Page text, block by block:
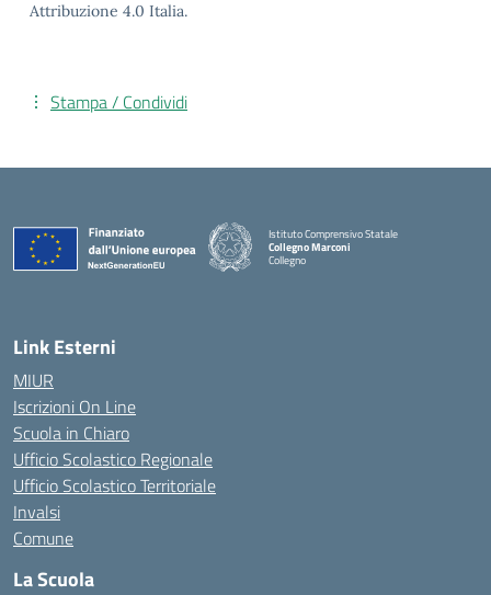
Attribuzione 4.0 Italia.
Stampa / Condividi
Istituto Comprensivo Statale
Collegno Marconi
Collegno
Link Esterni
MIUR
Iscrizioni On Line
Scuola in Chiaro
Ufficio Scolastico Regionale
Ufficio Scolastico Territoriale
Invalsi
Comune
La Scuola